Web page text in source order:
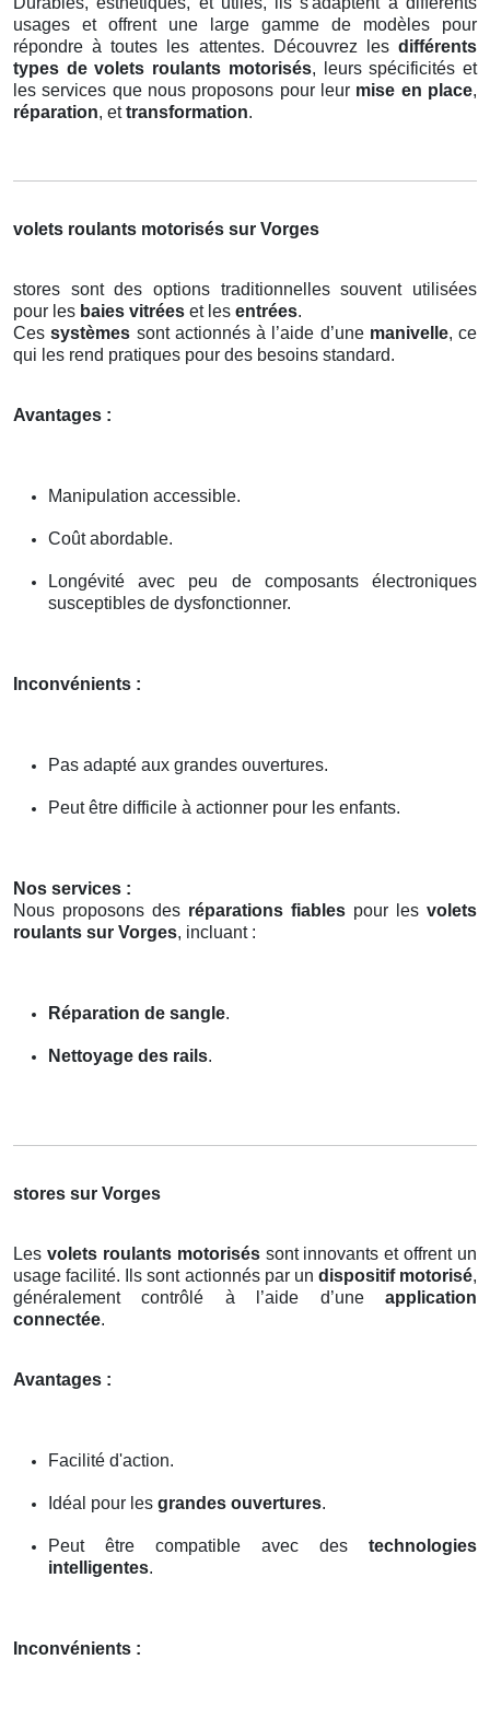
usages et offrent une large gamme de modèles pour
répondre à toutes les attentes. Découvrez les différents
types de volets roulants motorisés, leurs spécificités et
les services que nous proposons pour leur mise en place,
réparation, ettransformation.
volets roulants motorisés sur Vorges
stores sont des options traditionnelles souvent utilisées
pour les baies vitrées et les entrées.
Cessystèmes sont actionnés à l’aide d’une manivelle, ce
qui les rend pratiques pour des besoins standard.
Avantages :
Manipulation accessible.
Coût abordable.
Longévité avec peu de composants électroniques
susceptibles de dysfonctionner.
Inconvénients :
Pas adapté aux grandes ouvertures.
Peut être difficile à actionner pour les enfants.
Nos services :
Nous proposons des réparations fiables pour les volets
roulants sur Vorges, incluant :
Réparation de sangle.
Nettoyage des rails.
stores sur Vorges
Les volets roulants motoriséssont innovants et offrent un
usage facilité. Ils sont actionnés par un dispositif motorisé,
généralement contrôlé à l’aide d’une application
connectée.
Avantages :
Facilité d'action.
Idéal pour les grandes ouvertures.
Peut être compatible avec des technologies
intelligentes.
Inconvénients :